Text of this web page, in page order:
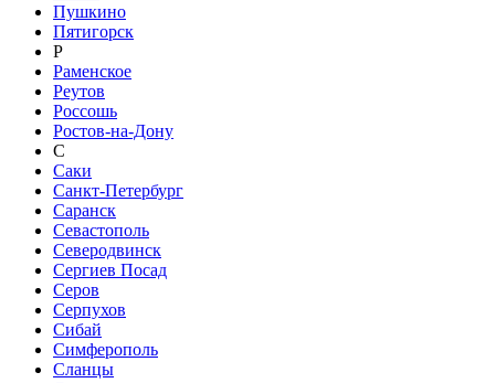
Пушкино
Пятигорск
Р
Раменское
Реутов
Россошь
Ростов-на-Дону
С
Саки
Санкт-Петербург
Саранск
Севастополь
Северодвинск
Сергиев Посад
Серов
Серпухов
Сибай
Симферополь
Сланцы